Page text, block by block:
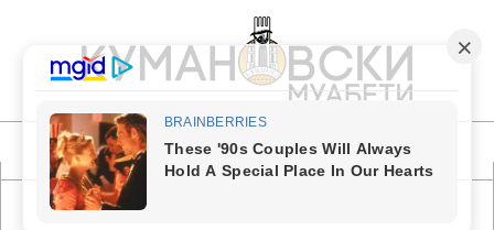
content
КУМАНОВСКИ
МУАБЕТИ
Primary
Navigation